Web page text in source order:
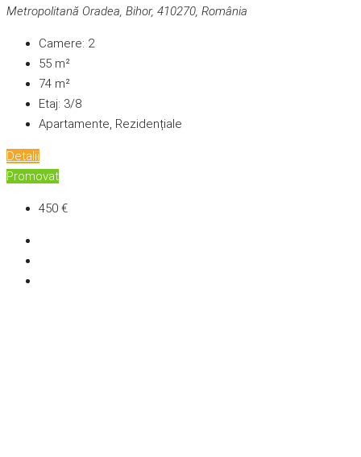
Metropolitană Oradea, Bihor, 410270, România
Camere: 2
55 m²
74 m²
Etaj: 3/8
Apartamente, Rezidențiale
Detalii
Promovat
450 €